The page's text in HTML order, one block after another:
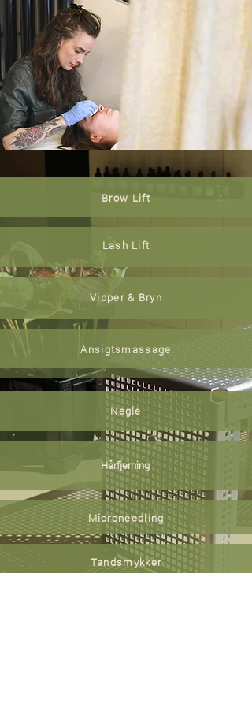
Brow Lift
Lash Lift
Vipper & Bryn
Ansigtsmassage
Negle
Hårfjerning
Microneedling
Tandsmykker